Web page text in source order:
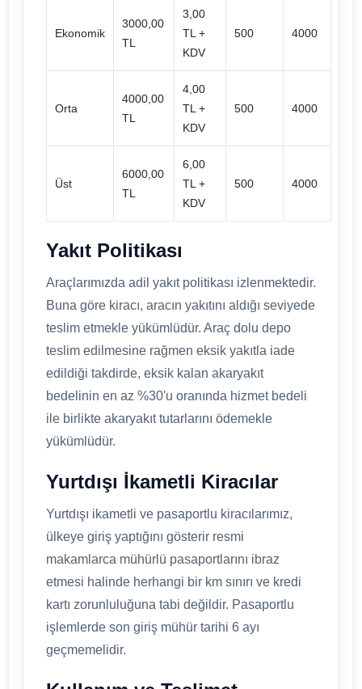
Ekonomik
3000,00
TL
3,00
TL +
KDV
500 4000
Orta
4000,00
TL
4,00
TL +
KDV
500 4000
Üst
6000,00
TL
6,00
TL +
KDV
500 4000
Yakıt Politikası
Araçlarımızda adil yakıt politikası izlenmektedir.
Buna göre kiracı, aracın yakıtını aldığı seviyede
teslim etmekle yükümlüdür. Araç dolu depo
teslim edilmesine rağmen eksik yakıtla iade
edildiği takdirde, eksik kalan akaryakıt
bedelinin en az %30'u oranında hizmet bedeli
ile birlikte akaryakıt tutarlarını ödemekle
yükümlüdür.
Yurtdışı İkametli Kiracılar
Yurtdışı ikametli ve pasaportlu kiracılarımız,
ülkeye giriş yaptığını gösterir resmi
makamlarca mühürlü pasaportlarını ibraz
etmesi halinde herhangi bir km sınırı ve kredi
kartı zorunluluğuna tabi değildir. Pasaportlu
işlemlerde son giriş mühür tarihi 6 ayı
geçmemelidir.